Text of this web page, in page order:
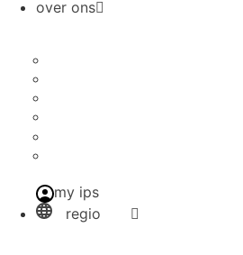
over ons
my ips
regio